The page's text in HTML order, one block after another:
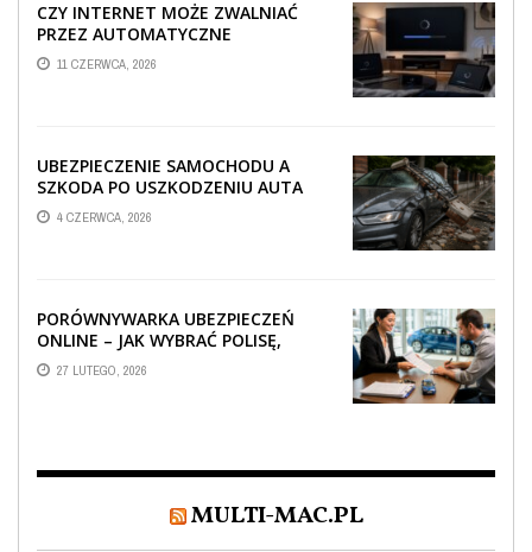
CZY INTERNET MOŻE ZWALNIAĆ
PRZEZ AUTOMATYCZNE
AKTUALIZACJE SYSTEMÓW SMART
TV?
11 CZERWCA, 2026
UBEZPIECZENIE SAMOCHODU A
SZKODA PO USZKODZENIU AUTA
PRZEZ SPADAJĄCY FRAGMENT
OGRODZENIA
4 CZERWCA, 2026
PORÓWNYWARKA UBEZPIECZEŃ
ONLINE – JAK WYBRAĆ POLISĘ,
KTÓRA REALNIE CHRONI TWÓJ
MAJĄTEK?
27 LUTEGO, 2026
MULTI-MAC.PL